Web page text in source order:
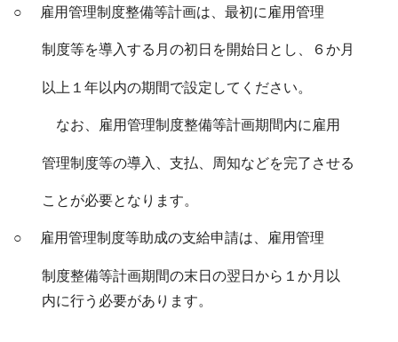
○ 雇用管理制度整備等計画は、最初に雇用管理
制度等を導入する月の初日を開始日とし、６か月
以上１年以内の期間で設定してください。
なお、雇用管理制度整備等計画期間内に雇用
管理制度等の導入、支払、周知などを完了させる
ことが必要となります。
○ 雇用管理制度等助成の支給申請は、雇用管理
制度整備等計画期間の末日の翌日から１か月以
内に行う必要があります。